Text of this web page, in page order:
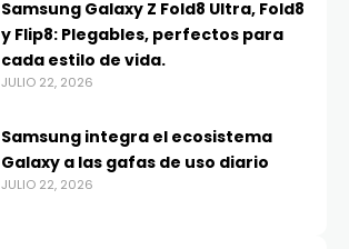
Samsung Galaxy Z Fold8 Ultra, Fold8
y Flip8: Plegables, perfectos para
cada estilo de vida.
JULIO 22, 2026
Samsung integra el ecosistema
Galaxy a las gafas de uso diario
JULIO 22, 2026